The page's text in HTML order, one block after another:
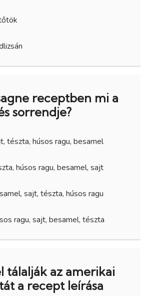
receptben mi a
sorrendje?
tészta, húsos ragu, besamel
húsos ragu, besamel, sajt
sajt, tészta, húsos ragu
ragu, sajt, besamel, tészta
tálalják az amerikai
a recept leírása